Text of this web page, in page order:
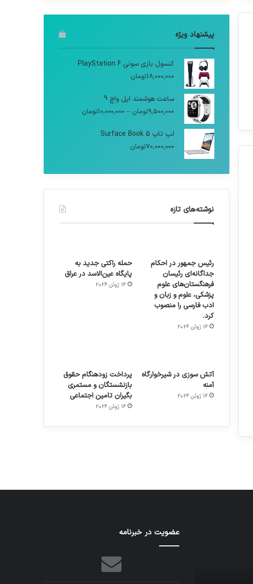
پیشنهاد ویژه
کنسول بازی سونی PlayStation 6
18,000,000تومان
ساعت هوشمند اپل واچ 9
9,500,000تومان –
10,000,000تومان
لپ تاپ Surface Book 5
70,000,000تومان
نوشته‌های تازه
رئیس جمهور در احکام
جداگانه‌ای رئیسان
فرهنگستان‌های علوم
پزشکی، علوم و زبان و
ادب فارسی را منصوب
کرد.
16 ژوئن 2026
حمله راکتی جدید به
پایگاه عین‌الاسد در عراق
16 ژوئن 2026
آتش سوزی در شیرخوارگاه
آمنه
16 ژوئن 2026
پرداخت زودهنگام حقوق
بازنشستگان و مستمری
بگیران تامین اجتماعی
16 ژوئن 2026
هدفون های 2023
عضویت در خبرنامه